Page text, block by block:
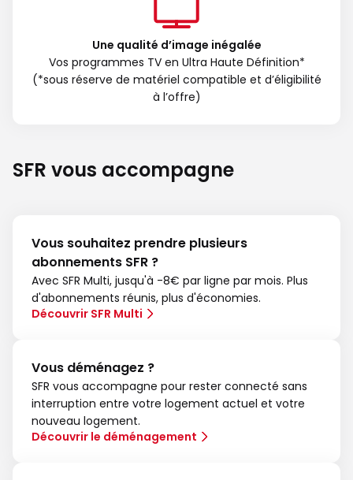
Une qualité d’image inégalée
Vos programmes TV en Ultra Haute Définition*
(*sous réserve de matériel compatible et d’éligibilité
à l’offre)
SFR vous accompagne
Vous souhaitez prendre plusieurs
abonnements SFR ?
Avec SFR Multi, jusqu'à -8€ par ligne par mois. Plus
d'abonnements réunis, plus d'économies.
Découvrir SFR Multi
Vous déménagez ?
SFR vous accompagne pour rester connecté sans
interruption entre votre logement actuel et votre
nouveau logement.
Découvrir le déménagement